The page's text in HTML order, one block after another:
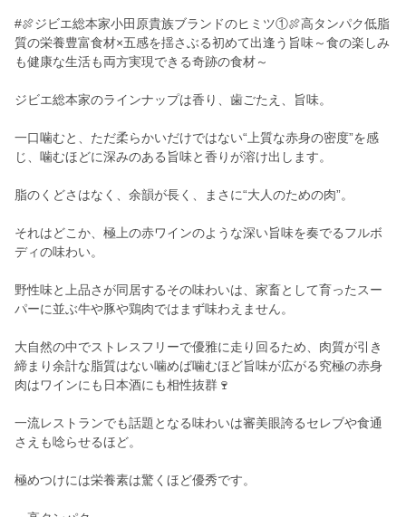
#🍖ジビエ総本家小田原貴族ブランドのヒミツ①🍖高タンパク低脂
質の栄養豊富食材×五感を揺さぶる初めて出逢う旨味～食の楽しみ
も健康な生活も両方実現できる奇跡の食材～
ジビエ総本家のラインナップは香り、歯ごたえ、旨味。
一口噛むと、ただ柔らかいだけではない“上質な赤身の密度”を感
じ、噛むほどに深みのある旨味と香りが溶け出します。
脂のくどさはなく、余韻が長く、まさに“大人のための肉”。
それはどこか、極上の赤ワインのような深い旨味を奏でるフルボ
ディの味わい。
野性味と上品さが同居するその味わいは、家畜として育ったスー
パーに並ぶ牛や豚や鶏肉ではまず味わえません。
大自然の中でストレスフリーで優雅に走り回るため、肉質が引き
締まり余計な脂質はない噛めば噛むほど旨味が広がる究極の赤身
肉はワインにも日本酒にも相性抜群🍷
一流レストランでも話題となる味わいは審美眼誇るセレブや食通
さえも唸らせるほど。
極めつけには栄養素は驚くほど優秀です。